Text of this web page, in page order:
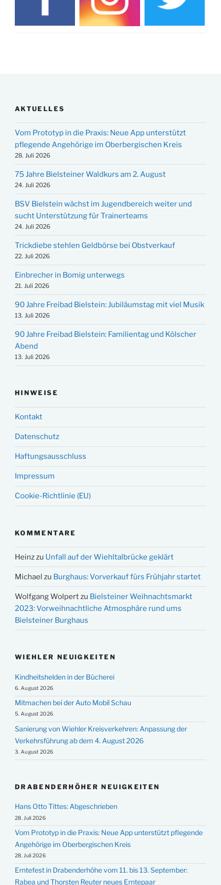
AKTUELLES
Vom Prototyp in die Praxis: Neue App unterstützt
pflegende Angehörige im Oberbergischen Kreis
28. Juli 2026
75 Jahre Bielsteiner Waldkurs am 2. August
24. Juli 2026
BSV Bielstein wächst im Jugendbereich weiter und
sucht Unterstützung für Trainerteams
24. Juli 2026
Trickdiebe stehlen Geldbörse bei Obstverkauf
22. Juli 2026
Einbrecher in Bomig unterwegs
21. Juli 2026
90 Jahre Freibad Bielstein: Jubiläumstag mit viel Musik
13. Juli 2026
90 Jahre Freibad Bielstein: Familientag und Kölscher
Abend
13. Juli 2026
HINWEISE
Kontakt
Datenschutz
Haftungsausschluss
Impressum
Cookie-Richtlinie (EU)
KOMMENTARE
Heinzzu Unfall auf der Wiehltalbrücke geklärt
Michael zu Burghaus: Vorverkauf fürs Frühjahr startet
Wolfgang Wolpertzu Bielsteiner Weihnachtsmarkt
2023: Vorweihnachtliche Atmosphäre rund ums
Bielsteiner Burghaus
WIEHLER NEUIGKEITEN
Kindheitshelden in der Bücherei
6. August 2026
Mitmachen bei der Auto Mobil Schau
5. August 2026
Sanierung von Wiehler Kreisverkehren: Anpassung der
Verkehrsführung ab dem 4. August 2026
3. August 2026
DRABENDERHÖHER NEUIGKEITEN
Hans Otto Tittes: Abgeschrieben
28. Juli 2026
Vom Prototyp in die Praxis: Neue App unterstützt pflegende
Angehörige im Oberbergischen Kreis
28. Juli 2026
Erntefest in Drabenderhöhe vom 11. bis 13. September:
Rabea und Thorsten Reuter neues Erntepaar